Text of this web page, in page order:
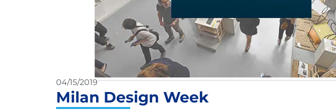
04/15/2019
Milan Design Week